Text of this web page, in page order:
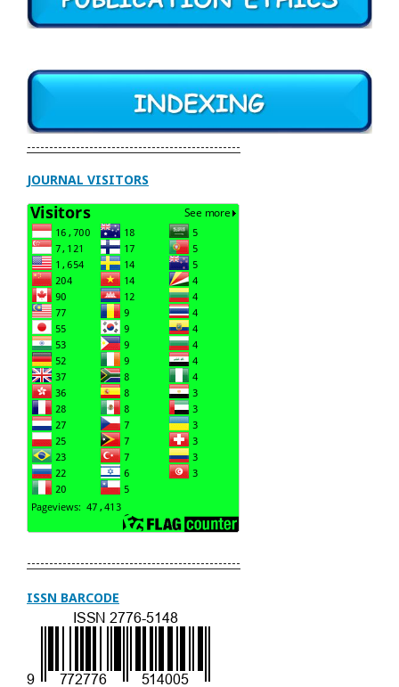
------------------------------------------------
JOURNAL VISITORS
------------------------------------------------
ISSN BARCODE